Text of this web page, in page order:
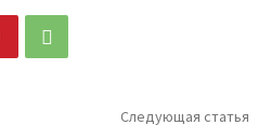
Следующая статья